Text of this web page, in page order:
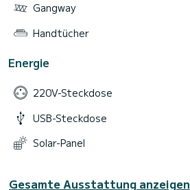
Gangway
Handtücher
Energie
220V-Steckdose
USB-Steckdose
Solar-Panel
Gesamte Ausstattung anzeigen